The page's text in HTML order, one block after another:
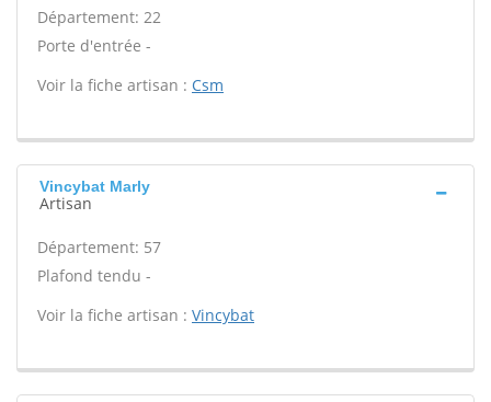
Département: 22
Porte d'entrée -
Voir la fiche artisan : Csm
Vincybat Marly
Artisan
Département: 57
Plafond tendu -
Voir la fiche artisan : Vincybat